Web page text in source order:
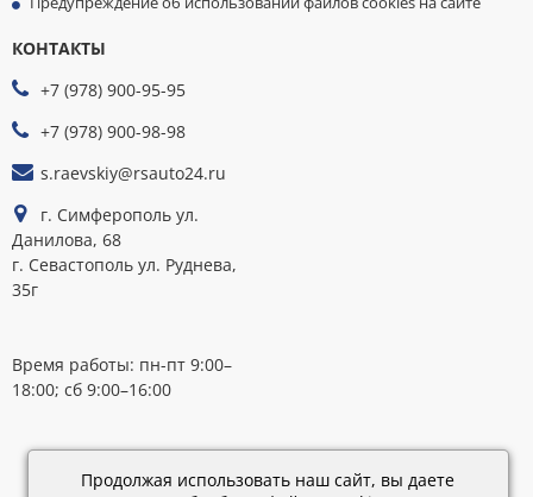
КОНТАКТЫ
+7 (978) 900-95-95
+7 (978) 900-98-98
s.raevskiy@rsauto24.ru
г. Симферополь ул.
Данилова, 68
г. Севастополь ул. Руднева,
35г
Время работы: пн-пт 9:00–
18:00; сб 9:00–16:00
Каталог
28.02.2019
Продолжая использовать наш сайт, вы даете